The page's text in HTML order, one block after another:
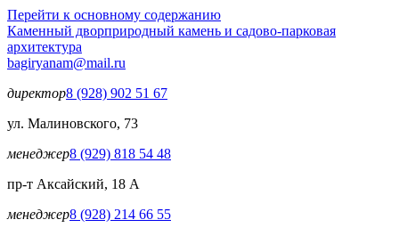
Перейти к основному содержанию
Каменный дворприродный камень и садово-парковая
архитектура
bagiryanam@mail.ru
директор8 (928) 902 51 67
ул. Малиновского, 73
менеджер8 (929) 818 54 48
пр-т Аксайский, 18 А
менеджер8 (928) 214 66 55